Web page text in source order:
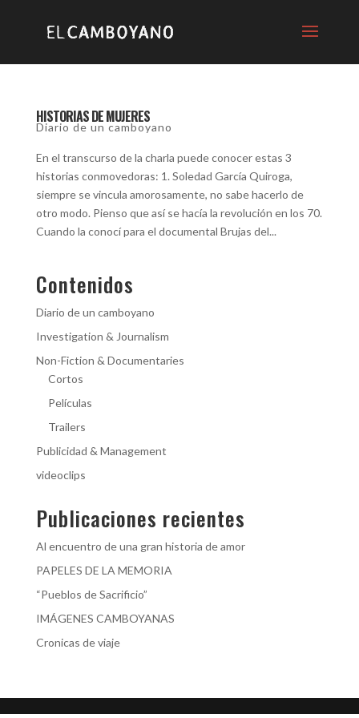
HISTORIAS DE MUJERES
Diario de un camboyano
En el transcurso de la charla puede conocer estas 3
historias conmovedoras: 1. Soledad García Quiroga,
siempre se vincula amorosamente, no sabe hacerlo de
otro modo. Pienso que así se hacía la revolución en los 70.
Cuando la conocí para el documental Brujas del...
Contenidos
Diario de un camboyano
Investigation & Journalism
Non-Fiction & Documentaries
Cortos
Películas
Trailers
Publicidad & Management
videoclips
Publicaciones recientes
Al encuentro de una gran historia de amor
PAPELES DE LA MEMORIA
“Pueblos de Sacrificio”
IMÁGENES CAMBOYANAS
Cronicas de viaje